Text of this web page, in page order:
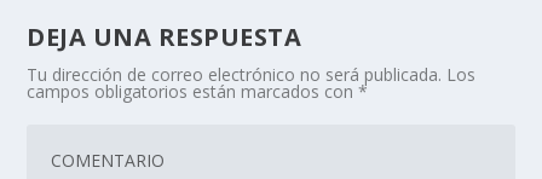
DEJA UNA RESPUESTA
Tu dirección de correo electrónico no será publicada. Los
campos obligatorios están marcados con*